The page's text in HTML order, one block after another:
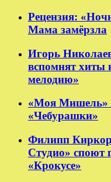
Рецензия:
Мама замёрзла
Игорь
вспомнят хиты
мелодию»
«Моя Мишель»
«Чебурашки»
Филипп
Студио» споют
«Крокусе»